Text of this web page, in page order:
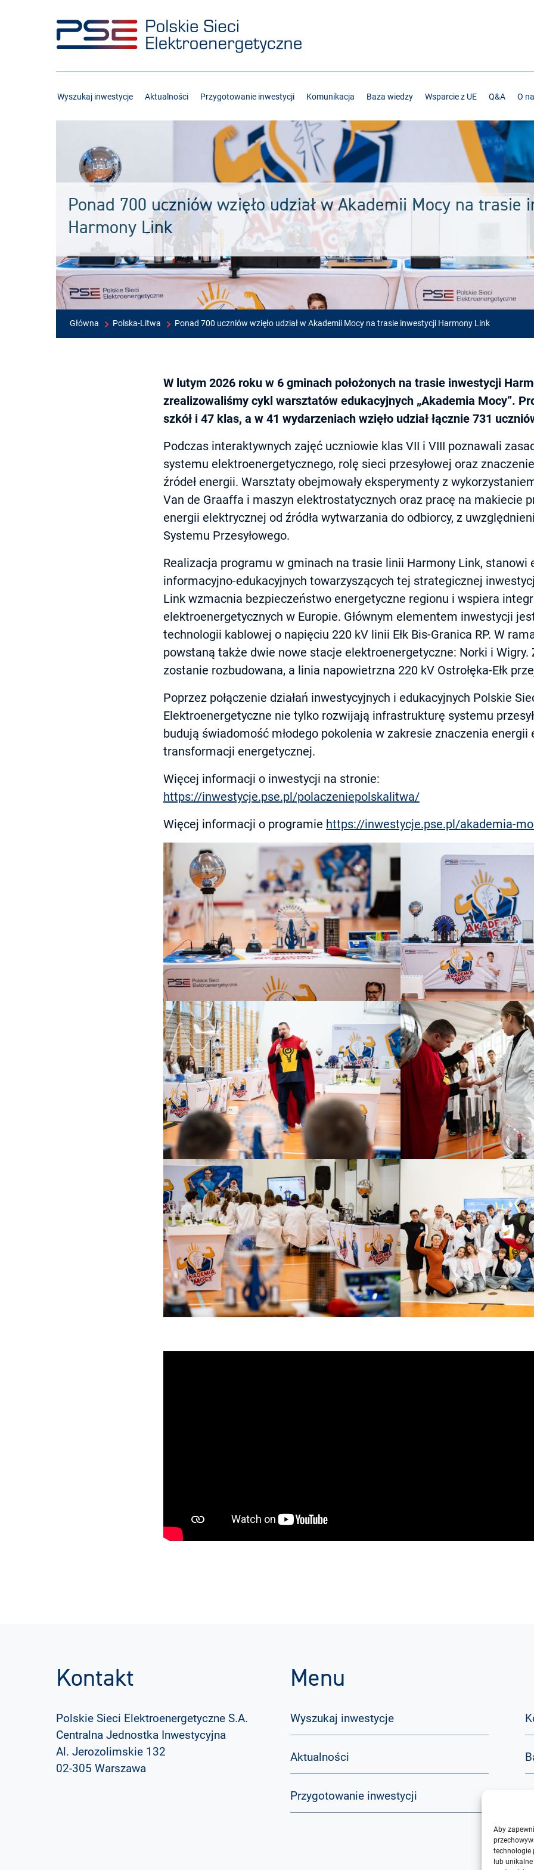
Aby
technologie
lub
Wyszukaj inwestycje Aktualności Przygotowanie inwestycji Komunikacja Baza wiedzy Wsparcie z UE Q&A O
Ponad 700 uczniów wzięło udział w Akademii Mocy na trasie
Harmony Link
Główna Polska-Litwa Ponad 700 uczniów wzięło udział w Akademii Mocy na trasie inwestycji Harmony Link
W lutym 2026 roku w 6 gminach położonych na trasie inwestycji
zrealizowaliśmy cykl warsztatów edukacyjnych „Akademia Mocy”.
szkół i 47 klas, a w 41 wydarzeniach wzięło udział łącznie 731
Podczas interaktywnych zajęć uczniowie klas VII i VIII poznawali
systemu elektroenergetycznego, rolę sieci przesyłowej oraz
źródeł energii. Warsztaty obejmowały eksperymenty z
Van de Graaffa i maszyn elektrostatycznych oraz pracę na makiecie
energii elektrycznej od źródła wytwarzania do odbiorcy, z
Systemu Przesyłowego.
Realizacja programu w gminach na trasie linii Harmony Link, stanowi
informacyjno-edukacyjnych towarzyszących tej strategicznej
Link wzmacnia bezpieczeństwo energetyczne regionu i wspiera
elektroenergetycznych w Europie. Głównym elementem inwestycji
technologii kablowej o napięciu 220 kV linii Ełk Bis-Granica RP. W
powstaną także dwie nowe stacje elektroenergetyczne: Norki i Wigry.
zostanie rozbudowana, a linia napowietrzna 220 kV Ostrołęka-Ełk
Poprzez połączenie działań inwestycyjnych i edukacyjnych Polskie
Elektroenergetyczne nie tylko rozwijają infrastrukturę systemu
budują świadomość młodego pokolenia w zakresie znaczenia energii
transformacji energetycznej.
Więcej informacji o inwestycji na stronie:
https://inwestycje.pse.pl/polaczeniepolskalitwa/
Więcej informacji o programie https://inwestycje.pse.pl/akademia-
Kontakt
Polskie Sieci Elektroenergetyczne S.A.
Centralna Jednostka Inwestycyjna
Al. Jerozolimskie 132
02-305 Warszawa
Menu
Wyszukaj inwestycje
Aktualności
Przygotowanie inwestycji